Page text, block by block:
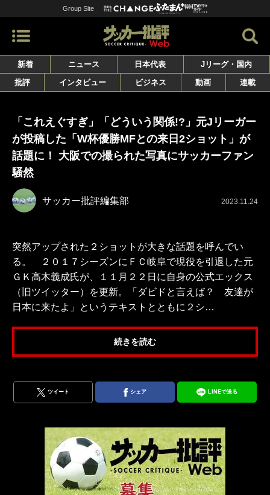
Group Site
新着 ニュース 日本代表
Jリーグ・国内
批評
インタビュー ビジネス 動画 連載
「これえぐすぎ」「どういう関係!?」元Jリーガー
が投稿した「W杯優勝MFとの来日2ショット」が
話題に！ 大阪での撮られた写真にサッカーファン
騒然
サッカー批評編集部 2023.11.24
突然アップされた２ショットが大きな話題を呼んでい
る。 ２０１７シーズンにＦＣ岐阜で現役を引退した元
ＧＫ高木義成氏が、１１月２２日に自身の公式エックス
（旧ツイッター）を更新。「ダビドと言えば？ 友達が
日本に来たよ」というテキストとともに２シ…
続きを読む
ツイート シェア LINEで送る